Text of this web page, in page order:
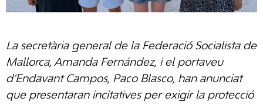
La secretària general de la Federació Socialista de
Mallorca, Amanda Fernández, i el portaveu
d’Endavant Campos, Paco Blasco, han anunciat
que presentaran incitatives per exigir la protecció